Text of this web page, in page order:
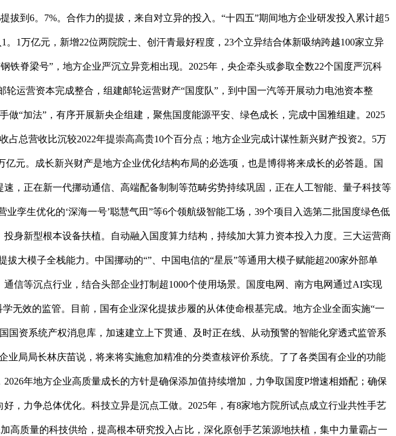
拔到6。7%。合作力的提拔，来自对立异的投入。“十四五”期间地方企业研发投入累计超5
1万亿元，新增22位两院院士、创汗青最好程度，23个立异结合体新吸纳跨越100家立异
铁脊梁号”，地方企业严沉立异竞相出现。2025年，央企牵头或参取全数22个国度严沉科
运营资本完成整合，组建邮轮运营财产“国度队”，到中国一汽等开展动力电池资本整
“加法”，有序开展新央企组建，聚焦国度能源平安、绿色成长，完成中国雅组建。2025
总营收比沉较2022年提崇高高贵10个百分点；地方企业完成计谋性新兴财产投资2。5万
元。成长新兴财产是地方企业优化结构布局的必选项，也是博得将来成长的必答题。国
，正在新一代挪动通信、高端配备制制等范畴劣势持续巩固，正在人工智能、量子科技等
孪生优化的‘深海一号’聪慧气田”等6个领航级智能工场，39个项目入选第二批国度绿色低
新型根本设备扶植。自动融入国度算力结构，持续加大算力资本投入力度。三大运营商
大模子全栈能力。中国挪动的“”、中国电信的“星辰”等通用大模子赋能超200家外部单
信等沉点行业，结合头部企业打制超1000个使用场景。国度电网、南方电网通过AI实现
无效的监管。目前，国有企业深化提拔步履的从体使命根基完成。地方企业全面实施“一
国资系统产权消息库，加速建立上下贯通、及时正在线、从动预警的智能化穿透式监管系
局局长林庆苗说，将来将实施愈加精准的分类查核评价系统。了了各类国有企业的功能
年地方企业高质量成长的方针是确保添加值持续增加，力争取国度P增速相婚配；确保
，力争总体优化。科技立异是沉点工做。2025年，有8家地方院所试点成立行业共性手艺
高质量的科技供给，提高根本研究投入占比，深化原创手艺策源地扶植，集中力量霸占一